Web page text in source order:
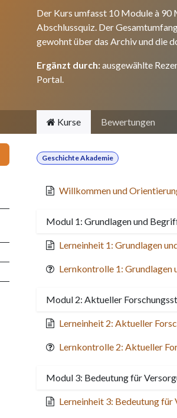
Der Kurs umfasst 10 Module à
Abschlussquiz. Der
gewohnt über das Archiv und die
Ergänzt durch:ausgewählte
Portal.
Kurse Bewertungen
Geschichte Akademie
Willkommen und
Modul 1: Grundlagen und
Lerneinheit 1: Grundlagen
Lernkontrolle 1: Grundlagen
Modul 2: Aktueller
Lerneinheit 2: Aktueller
Lernkontrolle 2: Aktueller
Modul 3: Bedeutung für
Lerneinheit 3: Bedeutung für